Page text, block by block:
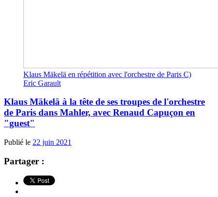
Klaus Mäkelä en répétition avec l'orchestre de Paris C)
Eric Garault
Klaus Mäkelä à la tête de ses troupes de l'orchestre
de Paris dans Mahler, avec Renaud Capuçon en
"guest"
Publié le 22 juin 2021
Partager :